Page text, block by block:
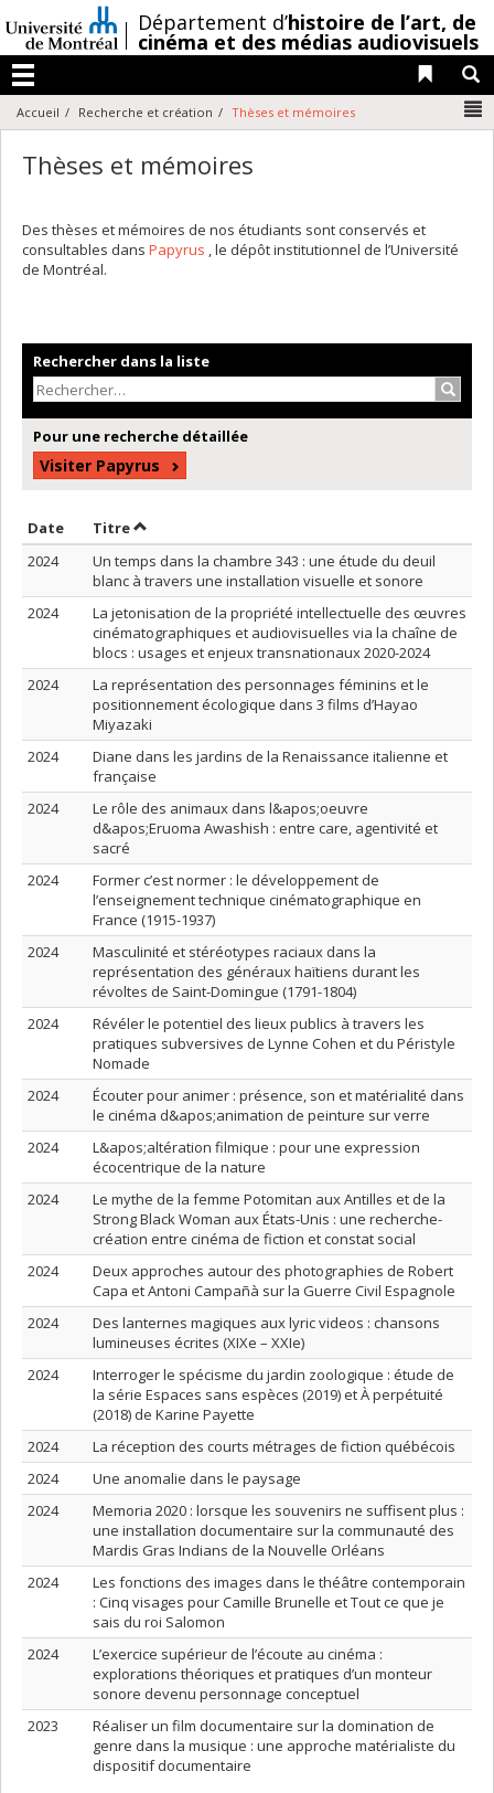
au
contenu
/Département d’histoire de l’art, de
cinéma et des médias audiovisuels
Menu
Liens
Accueil Recherche et création Thèses et mémoires
Thèses et mémoires
Des thèses et mémoires de nos étudiants sont conservés et
consultables dans Papyrus , le dépôt institutionnel de l’Université
de Montréal.
Rechercher dans la liste
Pour une recherche détaillée
Visiter Papyrus
Date Trier par date en ordre croissant
TitreTrier par titre en ordre croissant
2024
Un temps dans la chambre 343 : une étude du deuil
blanc à travers une installation visuelle et sonore
2024
La jetonisation de la propriété intellectuelle des œuvres
cinématographiques et audiovisuelles via la chaîne de
blocs : usages et enjeux transnationaux 2020-2024
2024
La représentation des personnages féminins et le
positionnement écologique dans 3 films d’Hayao
Miyazaki
2024
Diane dans les jardins de la Renaissance italienne et
française
2024
Le rôle des animaux dans l&apos;oeuvre
d&apos;Eruoma Awashish : entre care, agentivité et
sacré
2024
Former c’est normer : le développement de
l’enseignement technique cinématographique en
France (1915-1937)
2024
Masculinité et stéréotypes raciaux dans la
représentation des généraux haïtiens durant les
révoltes de Saint-Domingue (1791-1804)
2024
Révéler le potentiel des lieux publics à travers les
pratiques subversives de Lynne Cohen et du Péristyle
Nomade
2024
Écouter pour animer : présence, son et matérialité dans
le cinéma d&apos;animation de peinture sur verre
2024
L&apos;altération filmique : pour une expression
écocentrique de la nature
2024
Le mythe de la femme Potomitan aux Antilles et de la
Strong Black Woman aux États-Unis : une recherche-
création entre cinéma de fiction et constat social
2024
Deux approches autour des photographies de Robert
Capa et Antoni Campañà sur la Guerre Civil Espagnole
2024
Des lanternes magiques aux lyric videos : chansons
lumineuses écrites (XIXe – XXIe)
2024
Interroger le spécisme du jardin zoologique : étude de
la série Espaces sans espèces (2019) et À perpétuité
(2018) de Karine Payette
2024
La réception des courts métrages de fiction québécois
2024
Une anomalie dans le paysage
2024
Memoria 2020 : lorsque les souvenirs ne suffisent plus :
une installation documentaire sur la communauté des
Mardis Gras Indians de la Nouvelle Orléans
2024
Les fonctions des images dans le théâtre contemporain
: Cinq visages pour Camille Brunelle et Tout ce que je
sais du roi Salomon
2024
L’exercice supérieur de l’écoute au cinéma :
explorations théoriques et pratiques d’un monteur
sonore devenu personnage conceptuel
2023
Réaliser un film documentaire sur la domination de
genre dans la musique : une approche matérialiste du
dispositif documentaire